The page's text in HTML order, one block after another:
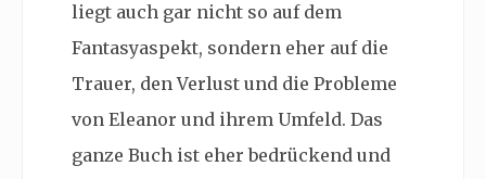
liegt auch gar nicht so auf dem
Fantasyaspekt, sondern eher auf die
Trauer, den Verlust und die Probleme
von Eleanor und ihrem Umfeld. Das
ganze Buch ist eher bedrückend und